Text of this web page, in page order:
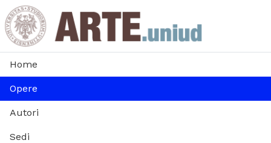
Home
Opere
Autori
Sedi